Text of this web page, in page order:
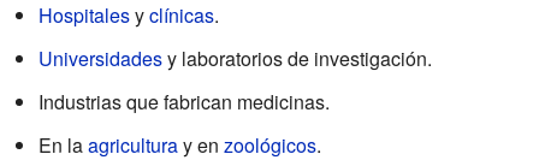
Hospitalesyclínicas.
Universidadesy laboratorios de investigación.
Industrias que fabrican medicinas.
En laagriculturay en zoológicos.